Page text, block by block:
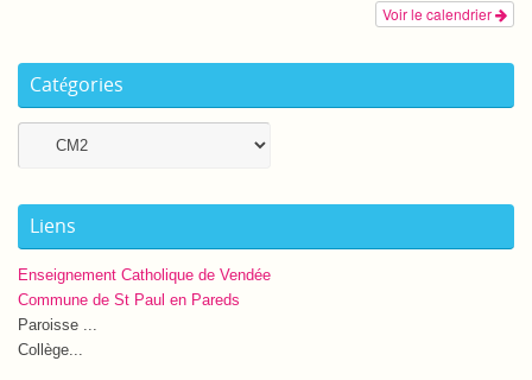
Voir le calendrier
Catégories
Liens
Enseignement Catholique de Vendée
Commune de St Paul en Pareds
Paroisse ...
Collège...